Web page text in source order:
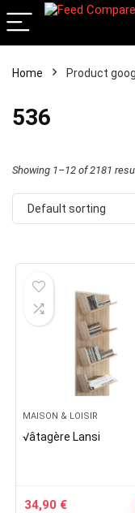
Home Product
536
Showing 1–12 of 2181
Default sorting
MAISON & LOISIR
√âtagère Lansi
34,90 €